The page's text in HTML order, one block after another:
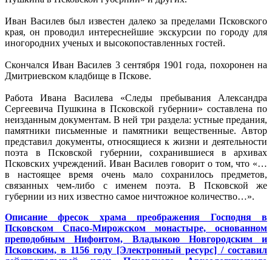
Иван Василев был известен далеко за пределами Псковского
края, он проводил интереснейшие экскурсии по городу для
иногородних ученых и высокопоставленных гостей.
Скончался Иван Василев 3 сентября 1901 года, похоронен на
Дмитриевском кладбище в Пскове.
Работа Ивана Василева «Следы пребывания Александра
Сергеевича Пушкина в Псковской губернии» составлена по
неизданным документам. В ней три раздела: устные предания,
памятники письменные и памятники вещественные. Автор
представил документы, относящиеся к жизни и деятельности
поэта в Псковской губернии, сохранившиеся в архивах
Псковских учреждений. Иван Василев говорит о том, что «…
в настоящее время очень мало сохранилось предметов,
связанных чем-либо с именем поэта. В Псковской же
губернии из них известно самое ничтожное количество…».
Описание фресок храма преображения Господня в
Псковском Спасо-Мирожском монастыре, основанном
преподобным Нифонтом, Владыкою Новгородским и
Псковским, в 1156 году [Электронный ресурс] / составил